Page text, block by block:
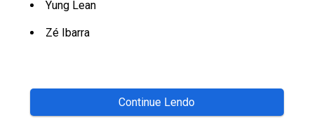
Yung Lean
Zé Ibarra
Continue Lendo